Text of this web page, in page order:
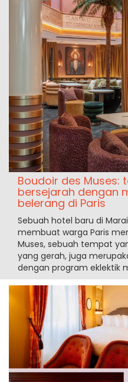
Boudoir des Muses:
bersejarah dengan
belerang di Paris
Sebuah hotel baru di
membuat warga Paris
Muses, sebuah tempat
yang gerah, juga
dengan program eklektik